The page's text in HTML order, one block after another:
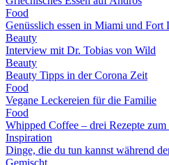
Food
Genüsslich essen in Miami und Fort
Beauty
Interview mit Dr. Tobias von Wild
Beauty
Beauty Tipps in der Corona Zeit
Food
Vegane Leckereien für die Familie
Food
Whipped Coffee – drei Rezepte zum
Inspiration
Dinge, die du tun kannst während
Gemischt